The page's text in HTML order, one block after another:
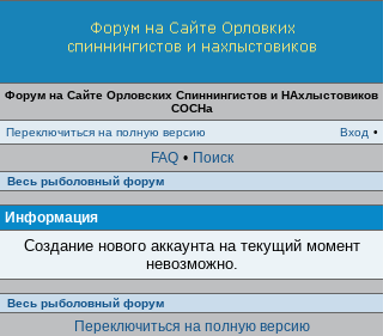
Форум на Сайте Орловских Спиннингистов и НАхлыстовиков
СОСНа
Переключиться на полную версию
Вход •
FAQ • Поиск
Весь рыболовный форум
Информация
Создание нового аккаунта на текущий момент
невозможно.
Весь рыболовный форум
Переключиться на полную версию